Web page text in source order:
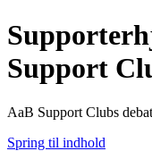
Support
AaB Support Clubs
Spring til indhold